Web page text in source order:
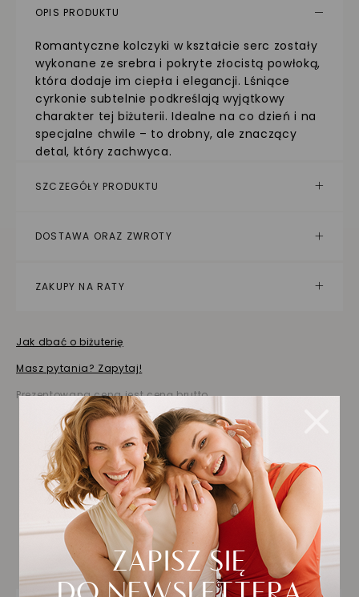
OPIS PRODUKTU
Romantyczne kolczyki w kształcie serc zostały
wykonane ze srebra i pokryte złocistą powłoką,
która dodaje im ciepła i elegancji. Lśniące
cyrkonie subtelnie podkreślają wyjątkowy
charakter tej biżuterii. Idealne na co dzień i na
specjalne chwile – to drobny, ale znaczący
detal, który zachwyca.
SZCZEGÓŁY PRODUKTU
DOSTAWA ORAZ ZWROTY
ZAKUPY NA RATY
Jak dbać o biżuterię
Masz pytania? Zapytaj!
Prezentowana cena jest ceną brutto
Biżuteria wybrana dla
Ciebie